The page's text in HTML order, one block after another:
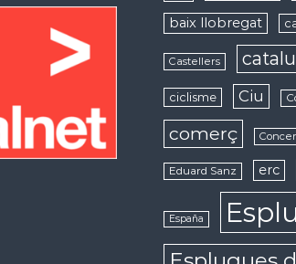
baix llobregat
Castellers
ciclisme Ciu
comerç
Eduard Sanz erc
España